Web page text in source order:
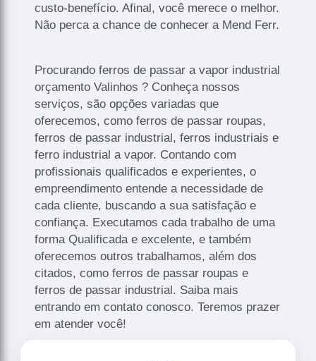
custo-benefício. Afinal, você merece o melhor.
Não perca a chance de conhecer a Mend Ferr.
Procurando ferros de passar a vapor industrial
orçamento Valinhos ? Conheça nossos
serviços, são opções variadas que
oferecemos, como ferros de passar roupas,
ferros de passar industrial, ferros industriais e
ferro industrial a vapor. Contando com
profissionais qualificados e experientes, o
empreendimento entende a necessidade de
cada cliente, buscando a sua satisfação e
confiança. Executamos cada trabalho de uma
forma Qualificada e excelente, e também
oferecemos outros trabalhamos, além dos
citados, como ferros de passar roupas e
ferros de passar industrial. Saiba mais
entrando em contato conosco. Teremos prazer
em atender você!